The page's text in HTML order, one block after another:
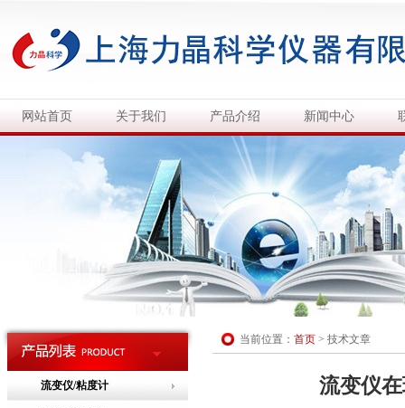
网站首页 关于我们 产品介绍 新闻中心
流变仪/粘度计
当前位置： 首页 > 技术文章
流变仪